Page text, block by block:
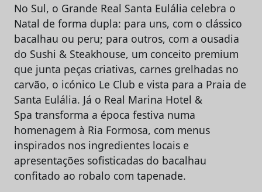
No Sul, o Grande Real Santa Eulália celebra o
Natal de forma dupla: para uns, com o clássico
bacalhau ou peru; para outros, com a ousadia
do Sushi & Steakhouse, um conceito premium
que junta peças criativas, carnes grelhadas no
carvão, o icónico Le Club e vista para a Praia de
Santa Eulália. Já o Real Marina Hotel &
Spa transforma a época festiva numa
homenagem à Ria Formosa, com menus
inspirados nos ingredientes locais e
apresentações sofisticadas do bacalhau
confitado ao robalo com tapenade.